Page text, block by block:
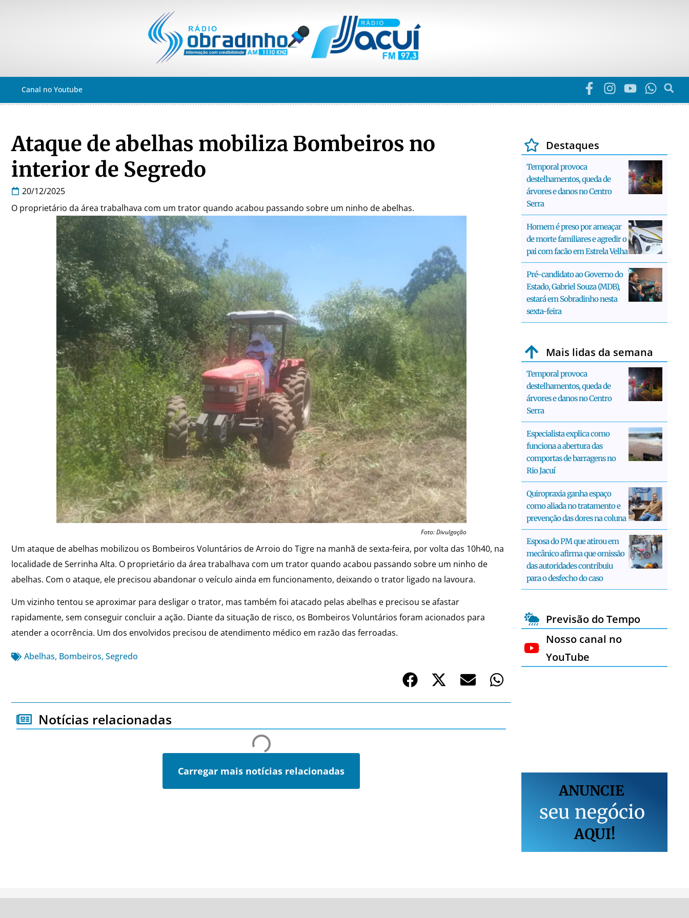
Canal no Youtube
Ataque de abelhas mobiliza Bombeiros no
interior de Segredo
20/12/2025
O proprietário da área trabalhava com um trator quando acabou passando sobre um ninho de abelhas.
Foto: Divulgação
Um ataque de abelhas mobilizou os Bombeiros Voluntários de Arroio do Tigre na manhã de sexta-feira, por volta das 10h40, na
localidade de Serrinha Alta. O proprietário da área trabalhava com um trator quando acabou passando sobre um ninho de
abelhas. Com o ataque, ele precisou abandonar o veículo ainda em funcionamento, deixando o trator ligado na lavoura.
Um vizinho tentou se aproximar para desligar o trator, mas também foi atacado pelas abelhas e precisou se afastar
rapidamente, sem conseguir concluir a ação. Diante da situação de risco, os Bombeiros Voluntários foram acionados para
atender a ocorrência. Um dos envolvidos precisou de atendimento médico em razão das ferroadas.
Abelhas, Bombeiros, Segredo
Notícias relacionadas
Carregar mais notícias relacionadas
Destaques
Temporal provoca
destelhamentos, queda de
árvores e danos no Centro
Serra
Homem é preso por ameaçar
de morte familiares e agredir o
pai com facão em Estrela Velha
Pré-candidato ao Governo do
Estado, Gabriel Souza (MDB),
estará em Sobradinho nesta
sexta-feira
Mais lidas da semana
Temporal provoca
destelhamentos, queda de
árvores e danos no Centro
Serra
Especialista explica como
funciona a abertura das
comportas de barragens no
Rio Jacuí
Quiropraxia ganha espaço
como aliada no tratamento e
prevenção das dores na coluna
Esposa do PM que atirou em
mecânico afirma que omissão
das autoridades contribuiu
para o desfecho do caso
Previsão do Tempo
Nosso canal no
YouTube
ANUNCIE
seu negócio
AQUI!